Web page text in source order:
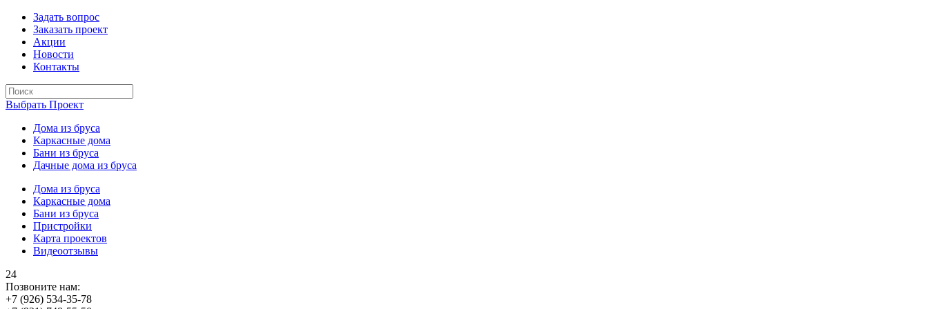
Задать вопрос
Заказать проект
Акции
Новости
Контакты
Выбрать Проект
Дома из бруса
Каркасные дома
Бани из бруса
Дачные дома из бруса
Дома из бруса
Каркасные дома
Бани из бруса
Пристройки
Карта проектов
Видеоотзывы
24
Позвоните нам:
+7 (926) 534-35-78